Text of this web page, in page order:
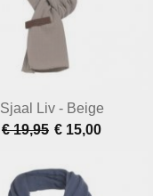
Sjaal Liv - Beige
€ 19,95 € 15,00